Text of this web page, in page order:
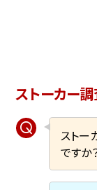
ストーカー
ストー
ですか